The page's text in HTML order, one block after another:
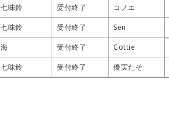
七味鈴 受付終了 コノエ
七味鈴 受付終了 Sen
海 受付終了 Cottie
七味鈴 受付終了 優実たそ
七味鈴 受付終了 コノエ
七味鈴 受付終了 Sen
海 受付終了 Cottie
七味鈴 受付終了 優実たそ
七味鈴 受付終了 コノエ
七味鈴 受付終了 Sen
海 受付終了 Cottie
七味鈴 受付終了 優実たそ
七味鈴 受付終了 コノエ
七味鈴 受付終了 Sen
海 受付終了 Cottie
七味鈴 受付終了 優実たそ